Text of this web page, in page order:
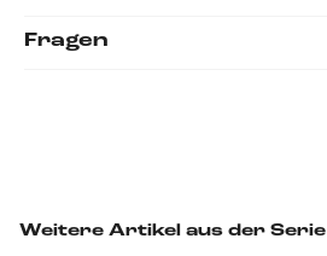
Fragen
Weitere Artikel aus der Serie